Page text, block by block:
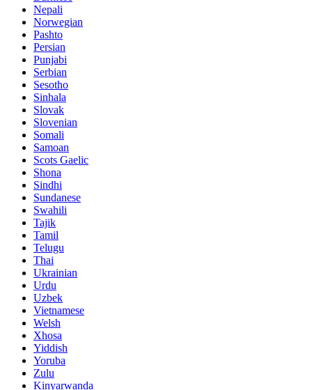
Nepali
Norwegian
Pashto
Persian
Punjabi
Serbian
Sesotho
Sinhala
Slovak
Slovenian
Somali
Samoan
Scots Gaelic
Shona
Sindhi
Sundanese
Swahili
Tajik
Tamil
Telugu
Thai
Ukrainian
Urdu
Uzbek
Vietnamese
Welsh
Xhosa
Yiddish
Yoruba
Zulu
Kinyarwanda